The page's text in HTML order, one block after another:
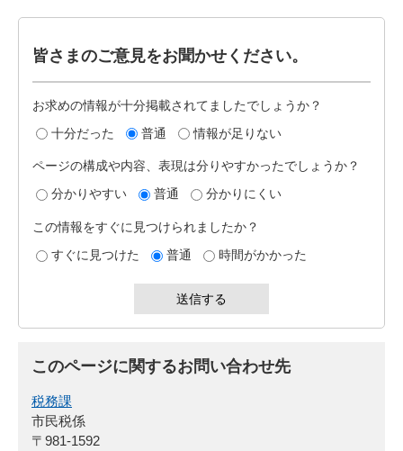
皆さまのご意見をお聞かせください。
お求めの情報が十分掲載されてましたでしょうか？
十分だった
普通 情報が足りない
ページの構成や内容、表現は分りやすかったでしょうか？
分かりやすい
普通 分かりにくい
この情報をすぐに見つけられましたか？
すぐに見つけた
普通 時間がかかった
このページに関するお問い合わせ先
税務課
市民税係
〒981-1592